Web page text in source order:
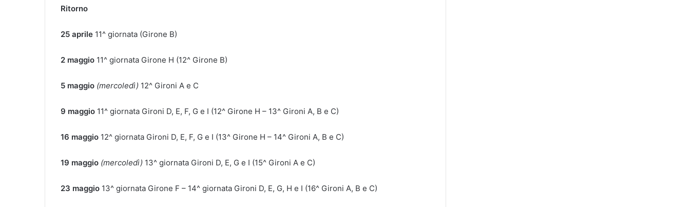
Ritorno
25 aprile 11^ giornata (Girone B)
2 maggio 11^ giornata Girone H (12^ Girone B)
5 maggio (mercoledì) 12^ Gironi A e C
9 maggio 11^ giornata Gironi D, E, F, G e I (12^ Girone H – 13^ Gironi A, B e C)
16 maggio 12^ giornata Gironi D, E, F, G e I (13^ Girone H – 14^ Gironi A, B e C)
19 maggio (mercoledì) 13^ giornata Gironi D, E, G e I (15^ Gironi A e C)
23 maggio 13^ giornata Girone F – 14^ giornata Gironi D, E, G, H e I (16^ Gironi A, B e C)